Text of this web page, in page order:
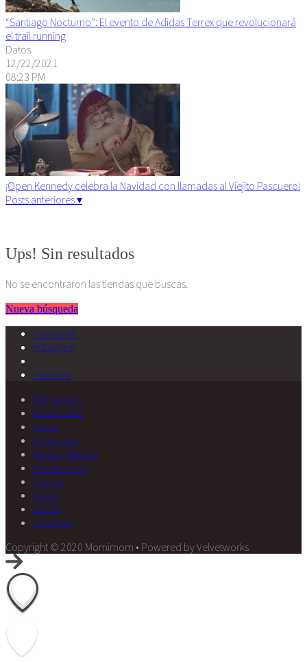
“Santiago Nocturno”: El evento de Adidas Terrex que revolucionará
el trail running
Datos
12/22/2021
08:23 PM
¡Open Kennedy celebra la Navidad con llamadas al Viejito Pascuero!
Posts anteriores ▾
Ups! Sin resultados
No se encontraron las tiendas que buscas.
Nueva búsqueda
Facebook
Instagram
Pinterest
Momimom
Maternidad
Datos
Embarazo
Moda y Belleza
Entretención
Cocina
Hogar
Libros
Contacto
Copyright © 2020 Momimom • Powered by Velvetworks